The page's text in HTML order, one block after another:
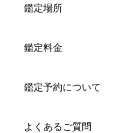
鑑定場所
鑑定料金
鑑定予約について
よくあるご質問